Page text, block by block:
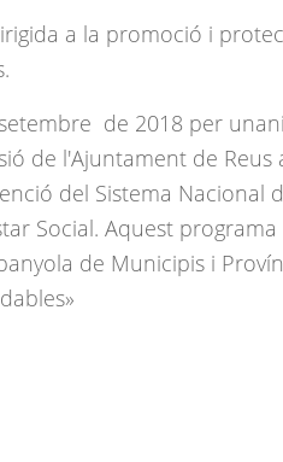
a la promoció i
de 2018 per
de l'Ajuntament de Reus
del Sistema Nacional
Social. Aquest
de Municipis i